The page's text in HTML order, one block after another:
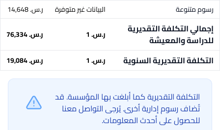
رسوم متنوعة
البيانات غير متوفرة ر.س.‏ 14,648
إجمالي التكلفة التقديرية
للدراسة والمعيشة
ر.س.‏ 1 ر.س.‏ 76,334
التكلفة التقديرية السنوية ر.س.‏ 1 ر.س.‏ 19,084
التكلفة التقديرية كما أبلغت بها المؤسسة. قد
تُضاف رسوم إدارية أخرى. يُرجى التواصل معنا
للحصول على أحدث المعلومات.